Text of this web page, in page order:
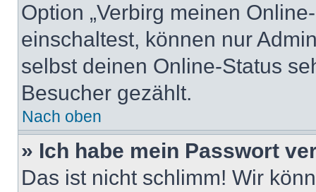
Option „Verbirg meinen
einschaltest, können nur
selbst deinen Online-Status
Besucher gezählt.
Nach oben
» Ich habe mein Passwort
Das ist nicht schlimm! Wir